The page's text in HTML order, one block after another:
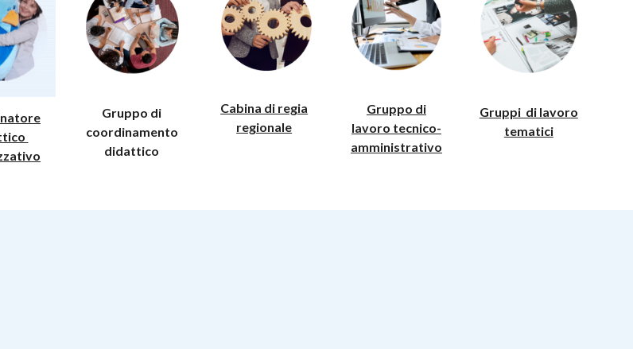
Gruppo di
coordinamento
didattico
Cabina di regia
regionale
Gruppo di
lavoro tecnico-
amministrativo
Gruppi di lavoro
tematici